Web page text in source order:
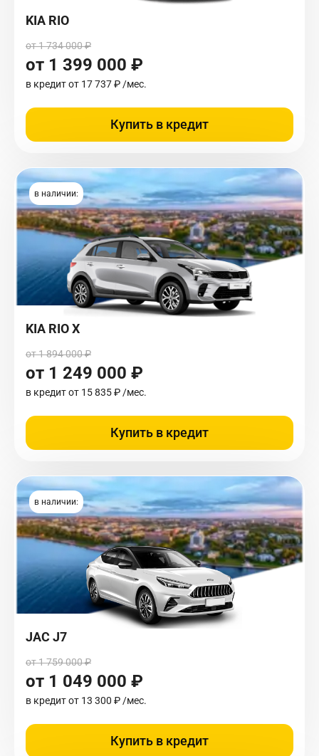
KIA RIO
от 1 734 000 ₽
от 1 399 000 ₽
в кредит от 17 737 ₽ /мес.
Купить в кредит
в наличии:
KIA RIO X
от 1 894 000 ₽
от 1 249 000 ₽
в кредит от 15 835 ₽ /мес.
Купить в кредит
в наличии:
JAC J7
от 1 759 000 ₽
от 1 049 000 ₽
в кредит от 13 300 ₽ /мес.
Купить в кредит